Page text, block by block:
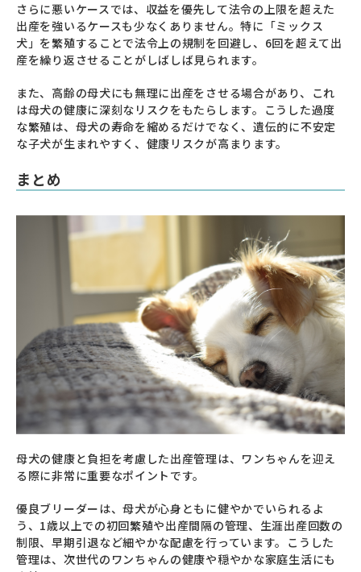
さらに悪いケースでは、収益を優先して法令の上限を超えた
出産を強いるケースも少なくありません。特に「ミックス
犬」を繁殖することで法令上の規制を回避し、6回を超えて出
産を繰り返させることがしばしば見られます。
また、高齢の母犬にも無理に出産をさせる場合があり、これ
は母犬の健康に深刻なリスクをもたらします。こうした過度
な繁殖は、母犬の寿命を縮めるだけでなく、遺伝的に不安定
な子犬が生まれやすく、健康リスクが高まります。
まとめ
母犬の健康と負担を考慮した出産管理は、ワンちゃんを迎え
る際に非常に重要なポイントです。
優良ブリーダーは、母犬が心身ともに健やかでいられるよ
う、1歳以上での初回繁殖や出産間隔の管理、生涯出産回数の
制限、早期引退など細やかな配慮を行っています。こうした
管理は、次世代のワンちゃんの健康や穏やかな家庭生活にも